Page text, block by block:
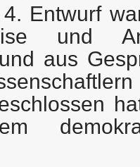
Entwurf
und
aus